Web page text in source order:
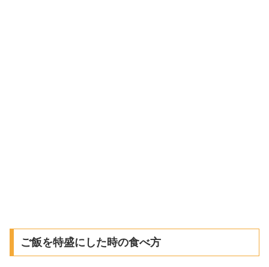
ご飯を特盛にした時の食べ方